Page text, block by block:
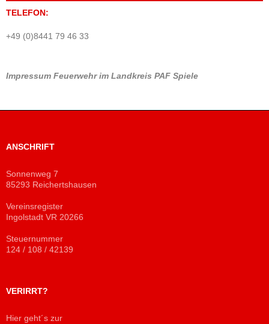
TELEFON:
+49 (0)8441 79 46 33
Impressum Feuerwehr im Landkreis PAF Spiele
ANSCHRIFT
Sonnenweg 7
85293 Reichertshausen
Vereinsregister
Ingolstadt VR 20266
Steuernummer
124 / 108 / 42139
VERIRRT?
Hier geht´s zur